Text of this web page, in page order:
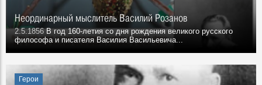
Неординарный мыслитель Василий Розанов
2.5.1856В год 160-летия со дня рождения великого русского
философа и писателя Василия Васильевича...
Герои